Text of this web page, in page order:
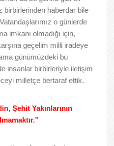
birbirlerinden haberdar bile
o günlerde
imkanı olmadığı için,
geçelim milli iradeye
günümüzdeki bu
insanlar birbirleriyle iletişim
milletçe bertaraf ettik.
Şehit Yakınlarının